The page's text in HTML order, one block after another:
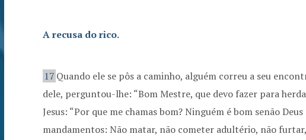
A recusa do rico.
17 Quando ele se pôs a caminho, alguém correu a seu
dele, perguntou-lhe: “Bom Mestre, que devo fazer para
Jesus: “Por que me chamas bom? Ninguém é bom senão
mandamentos: Não matar, não cometer adultério, não